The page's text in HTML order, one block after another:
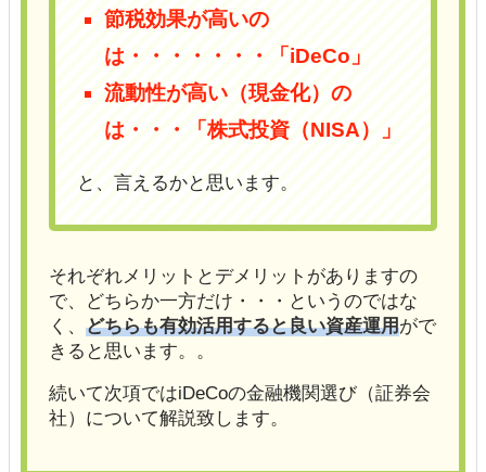
節税効果が高いの
は・・・・・・・「iDeCo」
流動性が高い（現金化）の
は・・・「株式投資（NISA）」
と、言えるかと思います。
それぞれメリットとデメリットがありますの
で、どちらか一方だけ・・・というのではな
く、 どちらも有効活用すると良い資産運用がで
きると思います。。
続いて次項ではiDeCoの金融機関選び（証券会
社）について解説致します。